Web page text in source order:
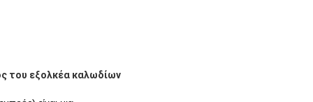
του εξολκέα καλωδίων